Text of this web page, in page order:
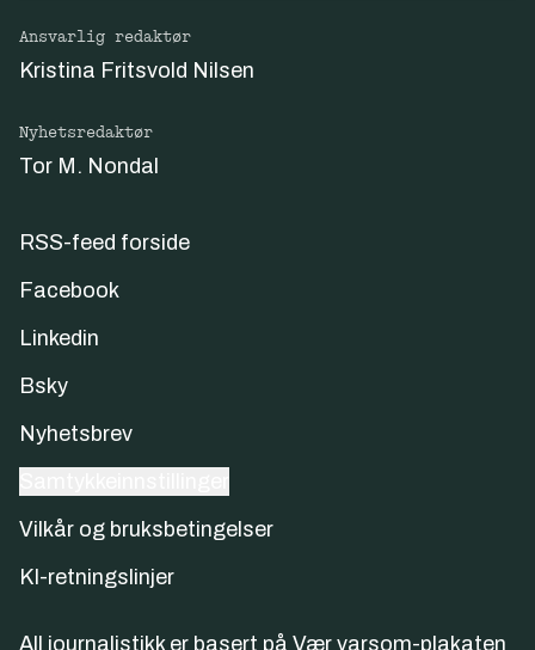
Ansvarlig redaktør
Kristina Fritsvold Nilsen
Nyhetsredaktør
Tor M. Nondal
RSS-feed forside
Facebook
Linkedin
Bsky
Nyhetsbrev
Vilkår og bruksbetingelser
KI-retningslinjer
All journalistikk er basert på Vær varsom-plakaten